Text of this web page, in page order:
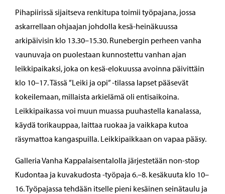
Pihapiirissä sijaitseva renkitupa toimii työpajana, jossa
askarrellaan ohjaajan johdolla kesä-heinäkuussa
arkipäivisin klo 13.30–15.30. Runebergin perheen vanha
vaunuvaja on puolestaan kunnostettu vanhan ajan
leikkipaikaksi, joka on kesä-elokuussa avoinna päivittäin
klo 10–17. Tässä ”Leiki ja opi” -tilassa lapset pääsevät
kokeilemaan, millaista arkielämä oli entisaikoina.
Leikkipaikassa voi muun muassa puuhastella kanalassa,
käydä torikauppaa, laittaa ruokaa ja vaikkapa kutoa
räsymattoa kangaspuilla. Leikkipaikkaan on vapaa pääsy.
Galleria Vanha Kappalaisentalolla järjestetään non-stop
Kudontaa ja kuvakudosta -työpaja 6.–8. kesäkuuta klo 10–
16. Työpajassa tehdään itselle pieni kesäinen seinätaulu ja